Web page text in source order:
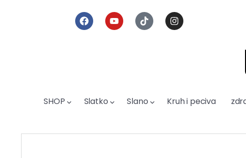
SHOP Slatko Slano Kruh i peciva